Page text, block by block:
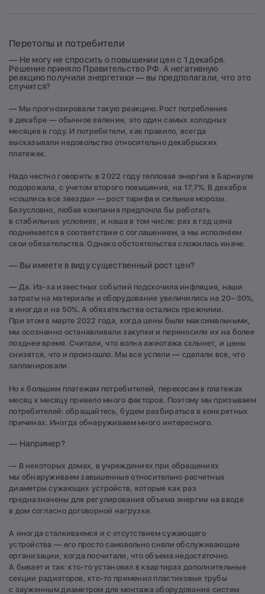
Перетопы и потребители
— Не могу не спросить о повышении цен с 1 декабря.
Решение приняло Правительство РФ. А негативную
реакцию получили энергетики — вы предполагали, что это
случится?
— Мы прогнозировали такую реакцию. Рост потребления
в декабре — обычное явление, это один самых холодных
месяцев в году. И потребители, как правило, всегда
высказывали недовольство относительно декабрьских
платежек.
Надо честно говорить: в 2022 году тепловая энергия в Барнауле
подорожала, с учетом второго повышения, на 17,7%. В декабре
«сошлись все звезды» — рост тарифа и сильные морозы.
Безусловно, любая компания предпочла бы работать
в стабильных условиях, и наша в том числе: раз в год цена
поднимается в соответствии с соглашением, а мы исполняем
свои обязательства. Однако обстоятельства сложилась иначе.
— Вы имеете в виду существенный рост цен?
— Да. Из-за известных событий подскочила инфляция, наши
затраты на материалы и оборудование увеличились на 20−30%,
а иногда и на 50%. А обязательства остались прежними.
При этом в марте 2022 года, когда цены были максимальными,
мы осознанно останавливали закупки и переносили их на более
позднее время. Считали, что волна ажиотажа схлынет, и цены
снизятся, что и произошло. Мы все успели — сделали все, что
запланировали.
Но к большим платежам потребителей, перекосам в платежах
месяц к месяцу привело много факторов. Поэтому мы призываем
потребителей: обращайтесь, будем разбираться в конкретных
причинах. Иногда обнаруживаем много интересного.
— Например?
— В некоторых домах, в учреждениях при обращениях
мы обнаруживаем завышенные относительно расчетных
диаметры сужающих устройств, которые как раз
предназначены для регулирования объема энергии на вводе
в дом согласно договорной нагрузке.
А иногда сталкиваемся и с отсутствием сужающего
устройства — его просто самовольно сняли обслуживающие
организации, когда посчитали, что объема недостаточно.
А бывает и так: кто-то установил в квартирах дополнительные
секции радиаторов, кто-то применил пластиковые трубы
с зауженным диаметром для монтажа оборудования систем